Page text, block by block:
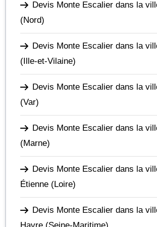
Devis Monte Escalier dans la
(Nord)
Devis Monte Escalier dans la
(Ille-et-Vilaine)
Devis Monte Escalier dans la
(Var)
Devis Monte Escalier dans la
(Marne)
Devis Monte Escalier dans la
Étienne (Loire)
Devis Monte Escalier dans la
Havre (Seine-Maritime)